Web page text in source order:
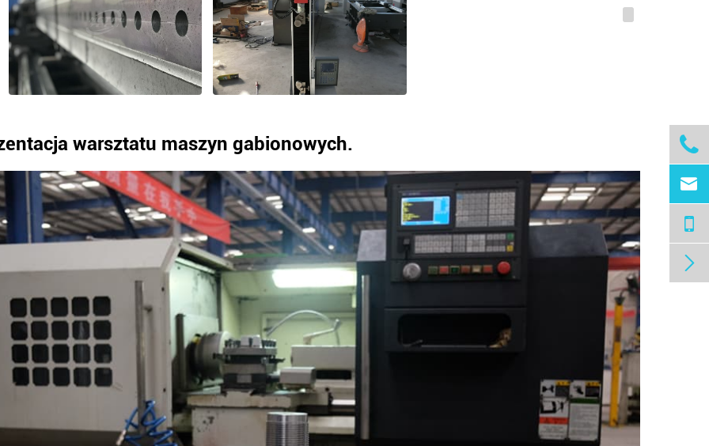
warsztatu maszyn gabionowych.


